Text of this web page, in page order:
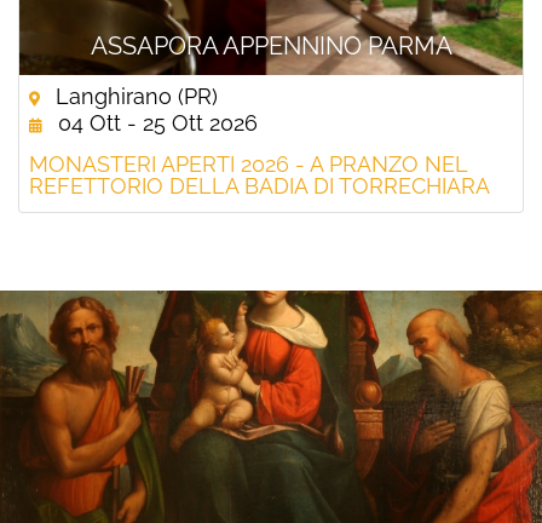
ASSAPORA APPENNINO PARMA
Langhirano (PR)
04 Ott - 25 Ott 2026
MONASTERI APERTI 2026 - A PRANZO NEL
REFETTORIO DELLA BADIA DI TORRECHIARA